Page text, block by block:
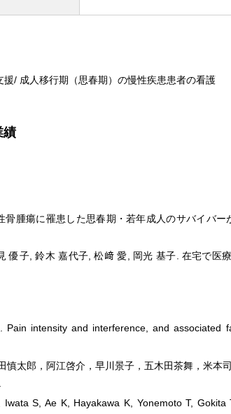
​/ 成人移行期（思春期）の慢性疾患患者の看護​
績
骨腫瘍に罹患した思春期・若年成人のサバイバ
優子, 鈴木 嘉代子, 松﨑 愛, 岡光 基子. 在宅で
Pain intensity and interference, and
慎太郎，阿江啓介，早川景子，五木田茶舞，米
S, Ae K, Hayakawa K, Yonemoto T,